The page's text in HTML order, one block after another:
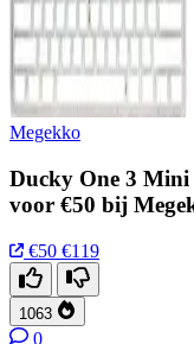
Megekko
Ducky One 3
voor €50 bij
€50 €119
1063
0